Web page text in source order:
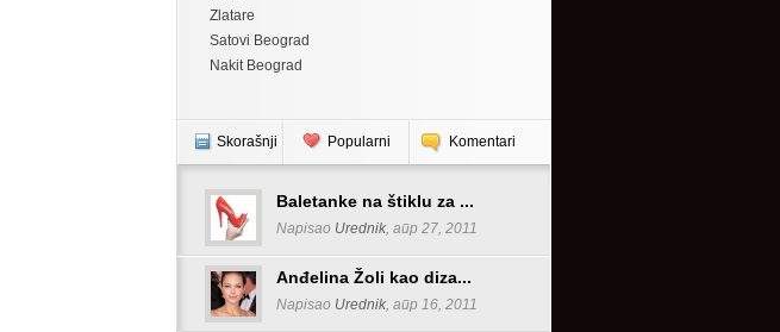
Zlatare
Satovi Beograd
Nakit Beograd
Skorašnji Popularni Komentari
Baletanke na štiklu za ...
Napisao Urednik, апр 27, 2011
Anđelina Žoli kao diza...
Napisao Urednik, апр 16, 2011